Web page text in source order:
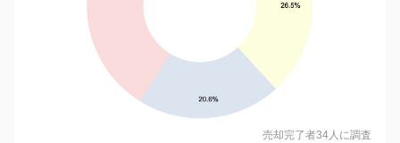
売却完了者34人に調査